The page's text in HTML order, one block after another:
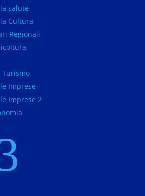
salute
Cultura
Regionali
Turismo
Imprese
Imprese 2